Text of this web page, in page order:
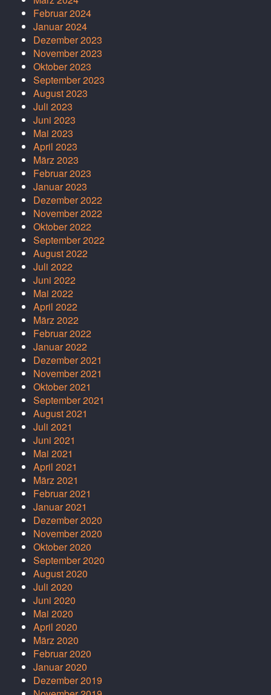
Februar 2024
Januar 2024
Dezember 2023
November 2023
Oktober 2023
September 2023
August 2023
Juli 2023
Juni 2023
Mai 2023
April 2023
März 2023
Februar 2023
Januar 2023
Dezember 2022
November 2022
Oktober 2022
September 2022
August 2022
Juli 2022
Juni 2022
Mai 2022
April 2022
März 2022
Februar 2022
Januar 2022
Dezember 2021
November 2021
Oktober 2021
September 2021
August 2021
Juli 2021
Juni 2021
Mai 2021
April 2021
März 2021
Februar 2021
Januar 2021
Dezember 2020
November 2020
Oktober 2020
September 2020
August 2020
Juli 2020
Juni 2020
Mai 2020
April 2020
März 2020
Februar 2020
Januar 2020
Dezember 2019